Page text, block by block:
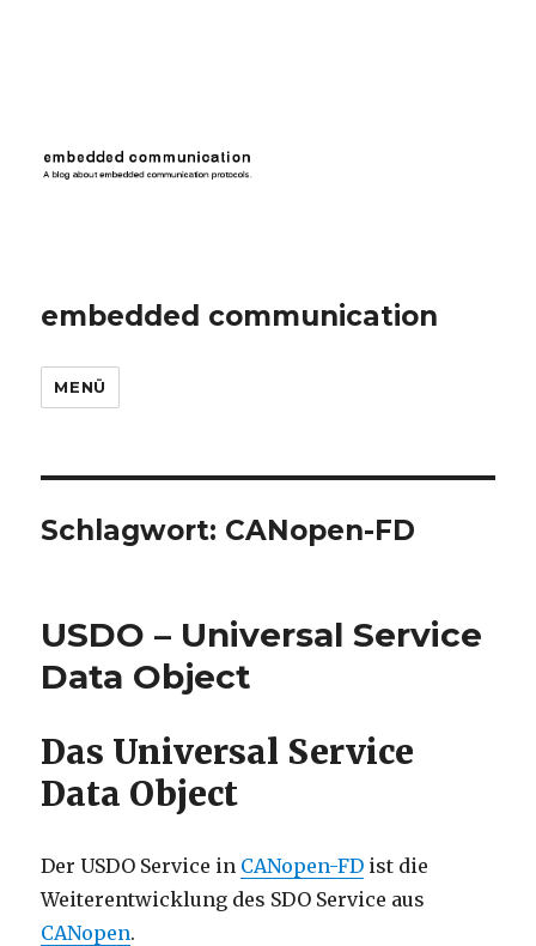
embedded communication
MENÜ
Schlagwort: CANopen-FD
USDO – Universal Service
Data Object
Das Universal Service
Data Object
Der USDO Service in CANopen-FD ist die
Weiterentwicklung des SDO Service aus
CANopen.